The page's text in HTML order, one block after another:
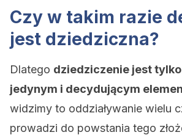
Czy w takim razie
jest dziedziczna?
Dlatego dziedziczenie jest
jedynym i decydującym
widzimy to oddziaływanie wielu
prowadzi do powstania tego